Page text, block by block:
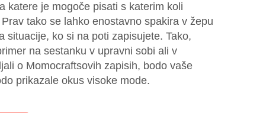
katere je mogoče pisati s katerim koli
tako se lahko enostavno spakira v žepu
situacije, ko si na poti zapisujete. Tako,
na sestanku v upravni sobi ali v
o Momocraftsovih zapisih, bodo vaše
prikazale okus visoke mode.